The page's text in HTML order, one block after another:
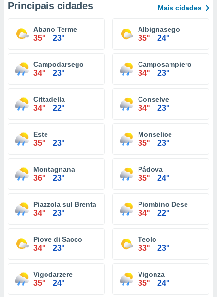
Principais cidades Mais cidades
Abano Terme
35° 23°
Albignasego
35° 24°
Campodarsego
34° 23°
Camposampiero
34° 23°
Cittadella
34° 22°
Conselve
34° 23°
Este
35° 23°
Monselice
35° 23°
Montagnana
36° 23°
Pádova
35° 24°
Piazzola sul Brenta
34° 23°
Piombino Dese
34° 22°
Piove di Sacco
34° 23°
Teolo
33° 23°
Vigodarzere
35° 24°
Vigonza
35° 24°